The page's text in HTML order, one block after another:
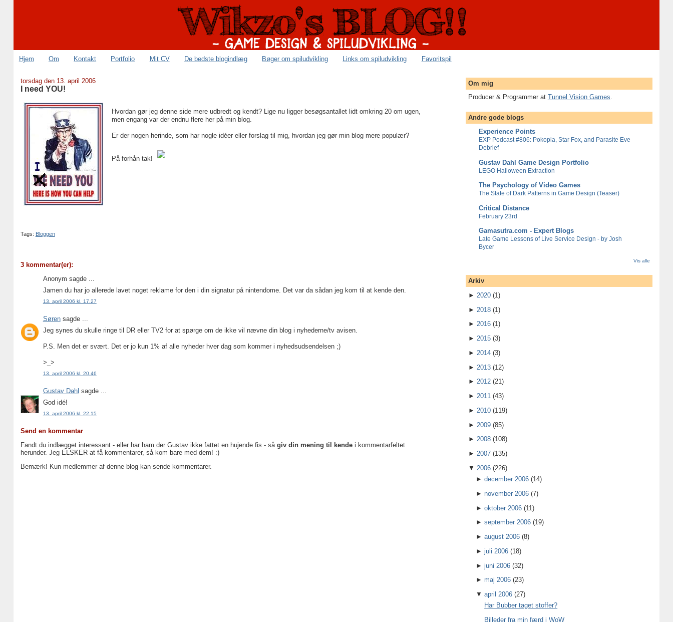
Hjem Om Kontakt Portfolio Mit CV De bedste blogindlæg Bøger om spiludvikling Links om spiludvikling Favoritspil
torsdag den 13. april 2006
I need YOU!
Hvordan gør jeg denne side mere udbredt og kendt? Lige nu ligger besøgsantallet lidt omkring 20 om ugen,
men engang var der endnu flere her på min blog.
Er der nogen herinde, som har nogle idéer eller forslag til mig, hvordan jeg gør min blog mere populær?
På forhån tak!
Tags: Bloggen
3 kommentar(er):
Anonym sagde ...
Jamen du har jo allerede lavet noget reklame for den i din signatur på nintendome. Det var da sådan jeg kom til at kende den.
13. april 2006 kl. 17.27
Sørensagde ...
Jeg synes du skulle ringe til DR eller TV2 for at spørge om de ikke vil nævne din blog i nyhederne/tv avisen.
P.S. Men det er svært. Det er jo kun 1% af alle nyheder hver dag som kommer i nyhedsudsendelsen ;)
>_>
13. april 2006 kl. 20.46
Gustav Dahl sagde ...
God idé!
13. april 2006 kl. 22.15
Send en kommentar
Fandt du indlægget interessant - eller har ham der Gustav ikke fattet en hujende fis - så giv din mening til kendei kommentarfeltet
herunder. Jeg ELSKER at få kommentarer, så kom bare med dem! :)
Bemærk! Kun medlemmer af denne blog kan sende kommentarer.
Om mig
Producer & Programmer at Tunnel Vision Games
Andre gode blogs
Experience Points
EXP Podcast #806: Pokopia, Star Fox, and Parasite Eve
Debrief
Gustav Dahl Game Design Portfolio
LEGO Halloween Extraction
The Psychology of Video Games
The State of Dark Patterns in Game Design (Teaser)
Critical Distance
February 23rd
Gamasutra.com - Expert Blogs
Late Game Lessons of Live Service Design - by Josh
Bycer
Vis alle
Arkiv
► 2020 (1)
► 2018 (1)
► 2016 (1)
► 2015 (3)
► 2014 (3)
► 2013 (12)
► 2012 (21)
► 2011 (43)
► 2010 (119)
► 2009 (85)
► 2008 (108)
► 2007 (135)
▼ 2006 (226)
►december 2006 (14)
►november 2006 (7)
►oktober 2006 (11)
►september 2006 (19)
►august 2006 (8)
►juli 2006 (18)
►juni 2006 (32)
►maj 2006 (23)
▼april 2006 (27)
Har Bubber taget stoffer?
Billeder fra min færd i WoW